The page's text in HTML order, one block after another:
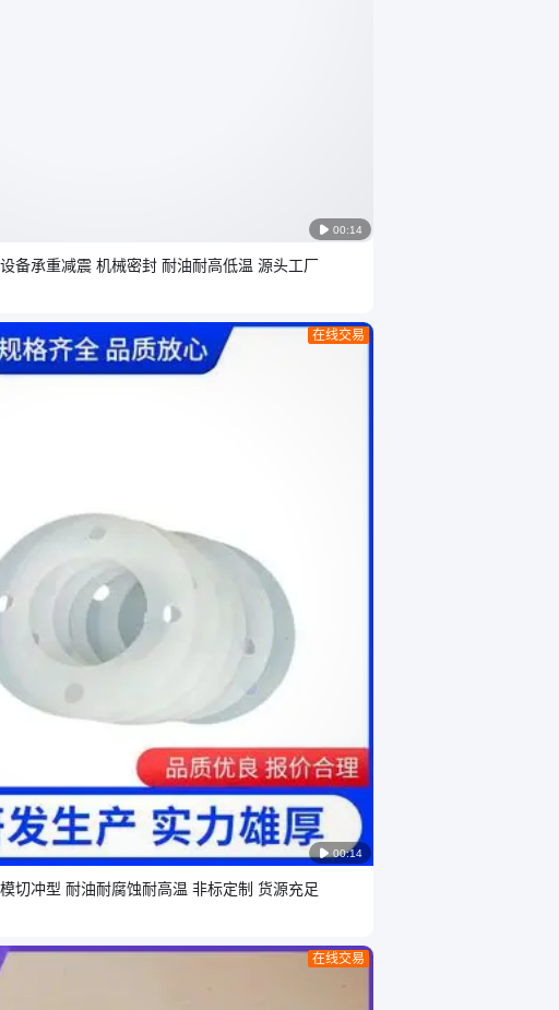
 00:14
备承重减震 机械密封 耐油耐高低温 源头工厂
 00:14
在线交易
切冲型 耐油耐腐蚀耐高温 非标定制 货源充足
在线交易